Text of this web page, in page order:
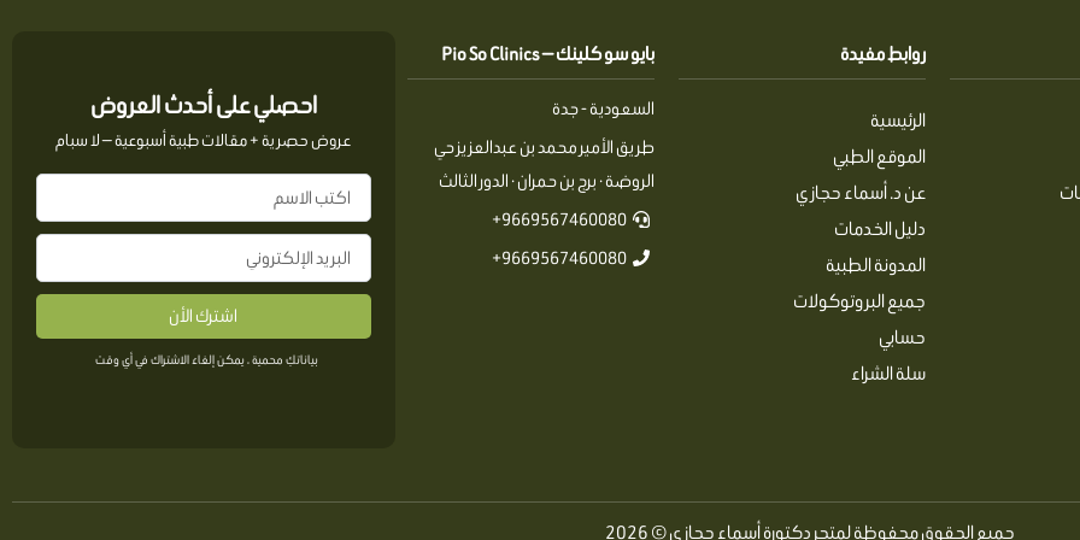
روابط مفيدة
الرئيسية
الموقع الطبي
عن د. أسماء حجازي
دليل الخدمات
المدونة الطبية
جميع البروتوكولات
حسابي
سلة الشراء
بايو سو كلينك — Pio So Clinics
السعودية - جدة
طريق الأمير محمد بن عبدالعزيز حي
الروضة · برج بن حمران · الدور الثالث
9669567460080+
9669567460080+
احصلي على أحدث العروض
عروض حصرية + مقالات طبية أسبوعية — لا سبام
اشترك الأن
بياناتكِ محمية ، يمكن إلغاء الاشتراك في أي وقت
جميع الحقوق محفوظة لمتجر دكتورة أسماء حجازي © 2026